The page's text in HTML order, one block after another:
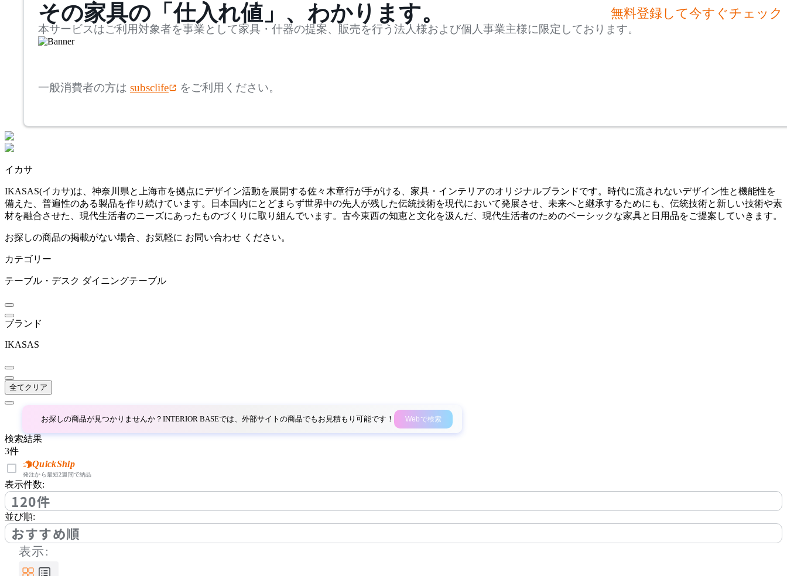
アドレス
アルナイ
アズマヤ
BoConcept
ボーコンセプト
by interiors
コッコレ
FURNITURE SUPPLY
コンプレックスユニバー
サルファニチャーサプラ
イ
検索
~
~
mm
その家具の「仕入れ値」、わかります。 無料登録して今すぐチェック
本サービスはご利用対象者を事業として家具・什器の提案、販売を行う法人様および個人事業主様に限定しております。
一般消費者の方は subsclife をご利用ください。
イカサ
IKASAS(イカサ)は、神奈川県と上海市を拠点にデザイン活動を展開する佐々木章行が手がける、家具・インテリアのオリジナルブランドです。時代に流されないデザイン性と機能性を
備えた、普遍性のある製品を作り続けています。日本国内にとどまらず世界中の先人が残した伝統技術を現代において発展させ、未来へと継承するためにも、伝統技術と新しい技術や素
材を融合させた、現代生活者のニーズにあったものづくりに取り組んでいます。古今東西の知恵と文化を汲んだ、現代生活者のためのベーシックな家具と日用品をご提案していきます。
お探しの商品の掲載がない場合、お気軽に お問い合わせ ください。
カテゴリー
テーブル・デスク ダイニングテーブル
ブランド
IKASAS
全てクリア
お探しの商品が見つかりませんか？INTERIOR BASEでは、外部サイトの商品でもお見積もり可能です！ Webで検索
検索結果
3件
QuickShip
発注から最短2週間で納品
表示件数:
120件
並び順:
おすすめ順
表示: